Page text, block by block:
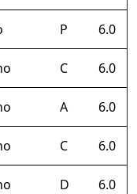
P 6.0
C 6.0
A 6.0
C 6.0
D 6.0